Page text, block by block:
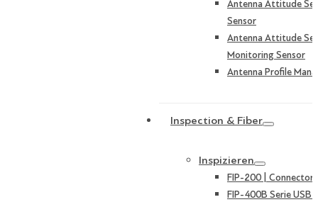
Antenna Attitude
Sensor
Antenna Attitude
Monitoring Sensor
Antenna Profile
Inspection & Fiber
Inspizieren
FIP-200 | Connector
FIP-400B Serie USB